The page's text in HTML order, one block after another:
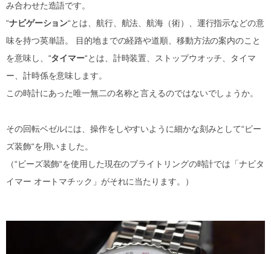
み合わせた造語です。
“ナビゲーション“とは、航行、航法、航海（術）、運行指示などの意
味を持つ英単語。 目的地までの経路や道順、移動方法の案内のこと
を意味し、“タイマー“とは、計時装置、ストップウオッチ、タイマ
ー、計時係を意味します。
この時計にあった唯一無二の名称と言えるのではないでしょうか。
その回転ベゼルには、操作をしやすいように細かな刻みとして“ビー
ズ装飾“を用いました。
（“ビーズ装飾“を使用した現在のブライトリングの時計では「ナビタ
イマー オートマチック」がそれに当たります。）